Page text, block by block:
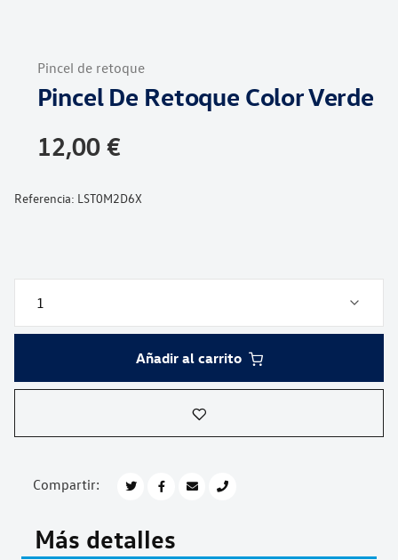
Pincel de retoque
Pincel De Retoque Color Verde
12,00 €
Referencia: LST0M2D6X
Añadir al carrito
Compartir:
comienzo
galería
Más detalles